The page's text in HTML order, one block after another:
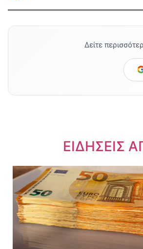
Δείτε
ΕΙΔΗΣΕΙΣ
Dnews.gr